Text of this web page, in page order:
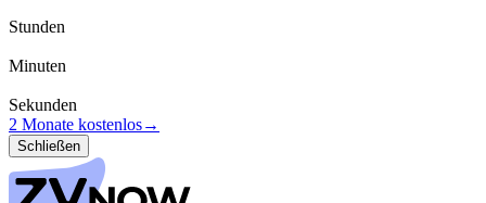
Stunden
Minuten
Sekunden
2 Monate kostenlos→
Schließen